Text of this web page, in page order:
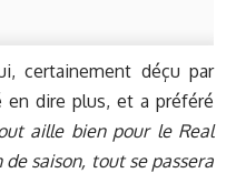
certainement déçu par
en dire plus, et a préféré
aille bien pour le Real
saison, tout se passera